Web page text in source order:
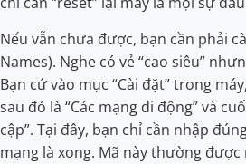
Nếu vẫn chưa được, bạn cần phải
Names). Nghe có vẻ “cao siêu”
Bạn cứ vào mục “Cài đặt” trong
sau đó là “Các mạng di động” và
cập”. Tại đây, bạn chỉ cần nhập
mạng là xong. Mã này thường được